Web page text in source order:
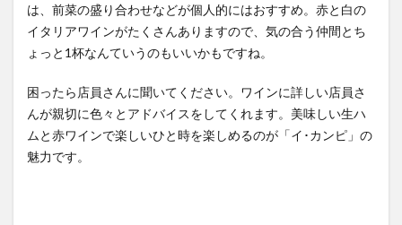
は、前菜の盛り合わせなどが個人的にはおすすめ。赤と白の
イタリアワインがたくさんありますので、気の合う仲間とち
ょっと1杯なんていうのもいいかもですね。
困ったら店員さんに聞いてください。ワインに詳しい店員さ
んが親切に色々とアドバイスをしてくれます。美味しい生ハ
ムと赤ワインで楽しいひと時を楽しめるのが「イ･カンピ」の
魅力です。